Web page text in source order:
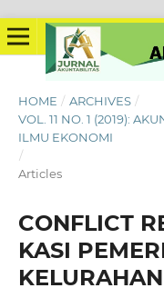
HOME / ARCHIVES /
VOL. 11 NO. 1 (2019):
ILMU EKONOMI
/
Articles
CONFLICT
KASI